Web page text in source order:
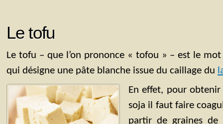
Le tofu
Le tofu – que l’on prononce « tofou » – est le
qui désigne une pâte blanche issue du caillage du
En effet, pour
soja il faut faire
partir de graines de